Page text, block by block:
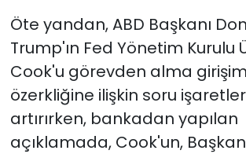
Öte yandan, ABD Başkanı
Trump'ın Fed Yönetim Kurulu
Cook'u görevden alma
özerkliğine ilişkin soru
artırırken, bankadan yapılan
açıklamada, Cook'un,